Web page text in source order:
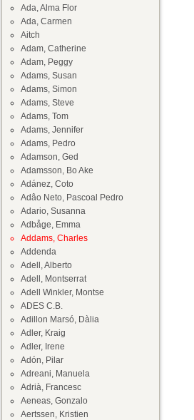
Ada, Alma Flor
Ada, Carmen
Aitch
Adam, Catherine
Adam, Peggy
Adams, Susan
Adams, Simon
Adams, Steve
Adams, Tom
Adams, Jennifer
Adams, Pedro
Adamson, Ged
Adamsson, Bo Ake
Adánez, Coto
Adâo Neto, Pascoal Pedro
Adario, Susanna
Adbåge, Emma
Addams, Charles
Addenda
Adell, Alberto
Adell, Montserrat
Adell Winkler, Montse
ADES C.B.
Adillon Marsó, Dàlia
Adler, Kraig
Adler, Irene
Adón, Pilar
Adreani, Manuela
Adrià, Francesc
Aeneas, Gonzalo
Aertssen, Kristien